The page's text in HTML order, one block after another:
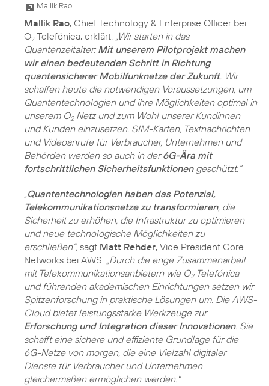
Mallik Rao
Mallik Rao, Chief Technology & Enterprise Officer bei
O2 Telefónica, erklärt: „Wir starten in das
Quantenzeitalter: Mit unserem Pilotprojekt machen
wir einen bedeutenden Schritt in Richtung
quantensicherer Mobilfunknetze der Zukunft. Wir
schaffen heute die notwendigen Voraussetzungen, um
Quantentechnologien und ihre Möglichkeiten optimal in
unserem O2Netz und zum Wohl unserer Kundinnen
und Kunden einzusetzen. SIM-Karten, Textnachrichten
und Videoanrufe für Verbraucher, Unternehmen und
Behörden werden so auch in der6G-Ära mit
fortschrittlichen Sicherheitsfunktionengeschützt.“
„Quantentechnologien haben das Potenzial,
Telekommunikationsnetze zu transformieren, die
Sicherheit zu erhöhen, die Infrastruktur zu optimieren
und neue technologische Möglichkeiten zu
erschließen“, sagt Matt Rehder, Vice President Core
Networks bei AWS. „Durch die enge Zusammenarbeit
mit Telekommunikationsanbietern wie O2Telefónica
und führenden akademischen Einrichtungen setzen wir
Spitzenforschung in praktische Lösungen um. Die AWS-
Cloud bietet leistungsstarke Werkzeuge zur
Erforschung und Integration dieser Innovationen. Sie
schafft eine sichere und effiziente Grundlage für die
6G-Netze von morgen, die eine Vielzahl digitaler
Dienste für Verbraucher und Unternehmen
gleichermaßen ermöglichen werden."